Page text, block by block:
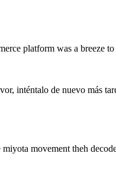
platform was a breeze
inténtalo de nuevo más
movement theh